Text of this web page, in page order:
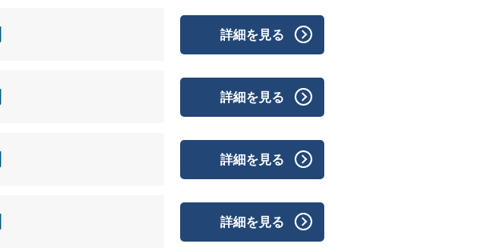
詳細を見る
詳細を見る
詳細を見る
詳細を見る